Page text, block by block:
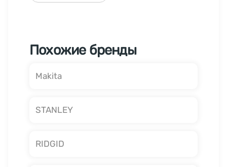
Похожие бренды
Makita
STANLEY
RIDGID